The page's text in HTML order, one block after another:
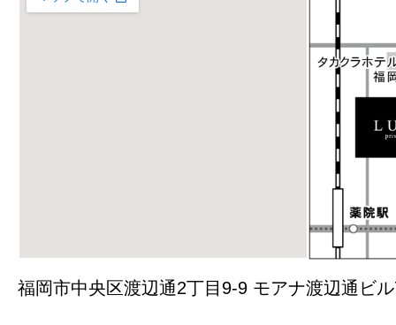
福岡市中央区渡辺通2丁目9-9 モアナ渡辺通ビ